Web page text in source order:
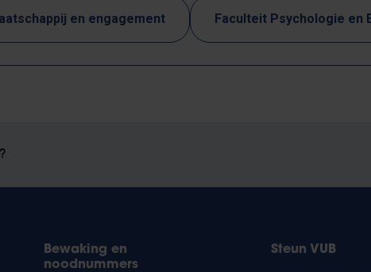
en engagement Faculteit Psychologie en
Bewaking en
noodnummers
Steun VUB